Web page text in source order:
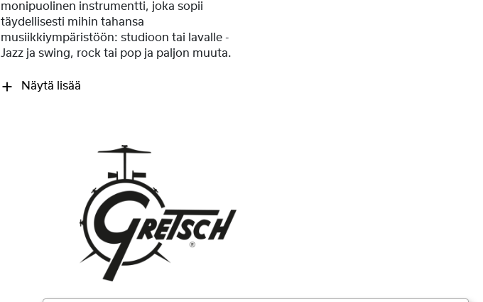
monipuolinen instrumentti, joka sopii
täydellisesti mihin tahansa
musiikkiympäristöön: studioon tai lavalle -
Jazz ja swing, rock tai pop ja paljon muuta.
Näytä lisää